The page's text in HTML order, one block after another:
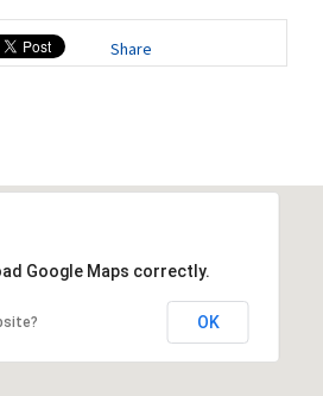
Share
Google Maps correctly.
OK